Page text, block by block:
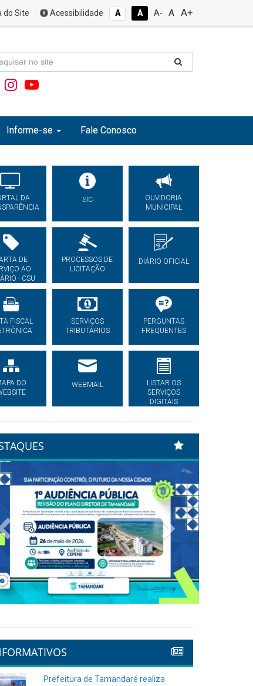
do Site Acessibilidade A A A- A A+
Informe-se Fale Conosco
DA
SIC
OUVIDORIA
MUNICIPAL
DE
AO
- CSU
PROCESSOS DE
LICITAÇÃO
DIÁRIO OFICIAL
FISCAL
SERVIÇOS
TRIBUTÁRIOS
PERGUNTAS
FREQUENTES
DO
WEBMAIL
LISTAR OS
SERVIÇOS
DIGITAIS
Previous Next
Prefeitura de Tamandaré realiza